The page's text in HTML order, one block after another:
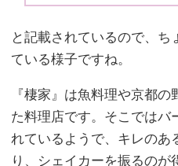
と記載されているので、
ている様子ですね。
『棲家』は魚料理や京都
た料理店です。そこではバ
れているようで、キレのあ
り、シェイカーを振るのが